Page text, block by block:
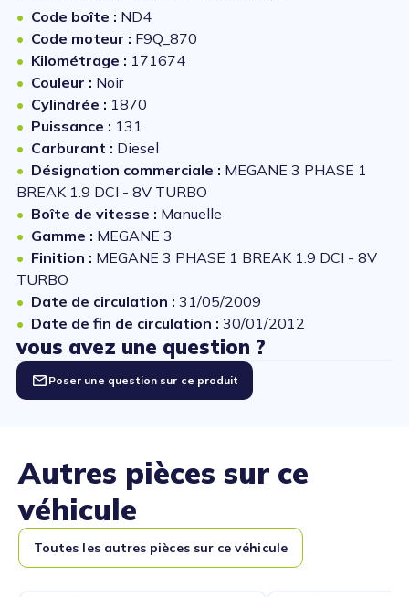
Code boîte : ND4
Code moteur : F9Q_870
Kilométrage : 171674
Couleur : Noir
Cylindrée : 1870
Puissance : 131
Carburant : Diesel
Désignation commerciale : MEGANE 3 PHASE 1
BREAK 1.9 DCI - 8V TURBO
Boîte de vitesse : Manuelle
Gamme : MEGANE 3
Finition : MEGANE 3 PHASE 1 BREAK 1.9 DCI - 8V
TURBO
Date de circulation : 31/05/2009
Date de fin de circulation : 30/01/2012
vous avez une question ?
Poser une question sur ce produit
Autres pièces sur ce
véhicule
Toutes les autres pièces sur ce véhicule